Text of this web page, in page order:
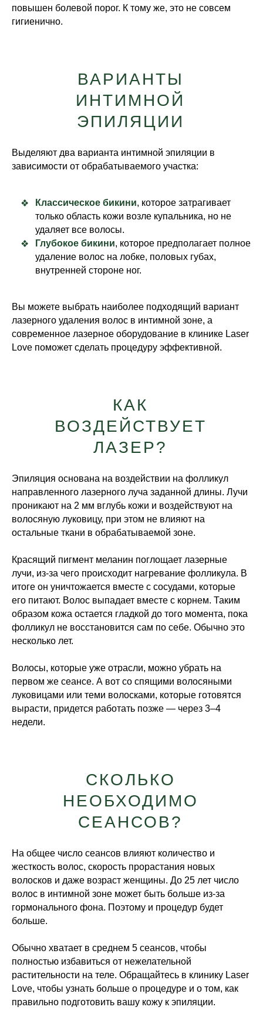
повышен болевой порог. К тому же, это не совсем
гигиенично.
ВАРИАНТЫ
ИНТИМНОЙ
ЭПИЛЯЦИИ
Выделяют два варианта интимной эпиляции в
зависимости от обрабатываемого участка:
Классическое бикини, которое затрагивает
только область кожи возле купальника, но не
удаляет все волосы.
Глубокое бикини, которое предполагает полное
удаление волос на лобке, половых губах,
внутренней стороне ног.
Вы можете выбрать наиболее подходящий вариант
лазерного удаления волос в интимной зоне, а
современное лазерное оборудование в клинике Laser
Love поможет сделать процедуру эффективной.
КАК
ВОЗДЕЙСТВУЕТ
ЛАЗЕР?
Эпиляция основана на воздействии на фолликул
направленного лазерного луча заданной длины. Лучи
проникают на 2 мм вглубь кожи и воздействуют на
волосяную луковицу, при этом не влияют на
остальные ткани в обрабатываемой зоне.
Красящий пигмент меланин поглощает лазерные
лучи, из-за чего происходит нагревание фолликула. В
итоге он уничтожается вместе с сосудами, которые
его питают. Волос выпадает вместе с корнем. Таким
образом кожа остается гладкой до того момента, пока
фолликул не восстановится сам по себе. Обычно это
несколько лет.
Волосы, которые уже отрасли, можно убрать на
первом же сеансе. А вот со спящими волосяными
луковицами или теми волосками, которые готовятся
вырасти, придется работать позже — через 3–4
недели.
СКОЛЬКО
НЕОБХОДИМО
СЕАНСОВ?
На общее число сеансов влияют количество и
жесткость волос, скорость прорастания новых
волосков и даже возраст женщины. До 25 лет число
волос в интимной зоне может быть больше из-за
гормонального фона. Поэтому и процедур будет
больше.
Обычно хватает в среднем 5 сеансов, чтобы
полностью избавиться от нежелательной
растительности на теле. Обращайтесь в клинику Laser
Love, чтобы узнать больше о процедуре и о том, как
правильно подготовить вашу кожу к эпиляции.